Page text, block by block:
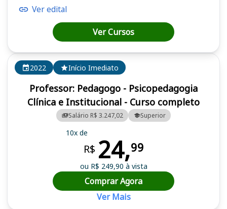
2022 Início Imediato
Professor: Pedagogo - Psicopedagogia
Clínica e Institucional - Curso completo
Salário R$ 3.247,02 Superior
10x de
R$ 24,99
ou R$ 249,90 à vista
Comprar Agora
Ver Mais
Ver edital
Ver Cursos